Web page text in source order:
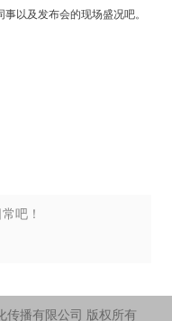
以及发布会的现场盛况吧。
吧！
传播有限公司 版权所有